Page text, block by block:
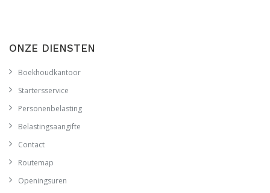
ONZE DIENSTEN
Boekhoudkantoor
Startersservice
Personenbelasting
Belastingsaangifte
Contact
Routemap
Openingsuren